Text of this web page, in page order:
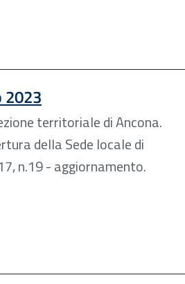
2023
territoriale di Ancona.
della Sede locale di
n.19 - aggiornamento.